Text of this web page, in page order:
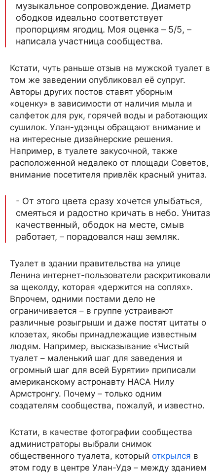
музыкальное сопровождение. Диаметр
ободков идеально соответствует
пропорциям ягодиц. Моя оценка – 5/5, –
написала участница сообщества.
Кстати, чуть раньше отзыв на мужской туалет в
том же заведении опубликовал её супруг.
Авторы других постов ставят уборным
«оценку» в зависимости от наличия мыла и
салфеток для рук, горячей воды и работающих
сушилок. Улан-удэнцы обращают внимание и
на интересные дизайнерские решения.
Например, в туалете закусочной, также
расположенной недалеко от площади Советов,
внимание посетителя привлёк красный унитаз.
- От этого цвета сразу хочется улыбаться,
смеяться и радостно кричать в небо. Унитаз
качественный, ободок на месте, смыв
работает, – порадовался наш земляк.
Туалет в здании правительства на улице
Ленина интернет-пользователи раскритиковали
за щеколду, которая «держится на соплях».
Впрочем, одними постами дело не
ограничивается – в группе устраивают
различные розыгрыши и даже постят цитаты о
клозетах, якобы принадлежащие известным
людям. Например, высказывание «Чистый
туалет – маленький шаг для заведения и
огромный шаг для всей Бурятии» приписали
американскому астронавту НАСА Нилу
Армстронгу. Почему – только одним
создателям сообщества, пожалуй, и известно.
Кстати, в качестве фотографии сообщества
администраторы выбрали снимок
общественного туалета, который открылся в
этом году в центре Улан-Удэ – между зданием